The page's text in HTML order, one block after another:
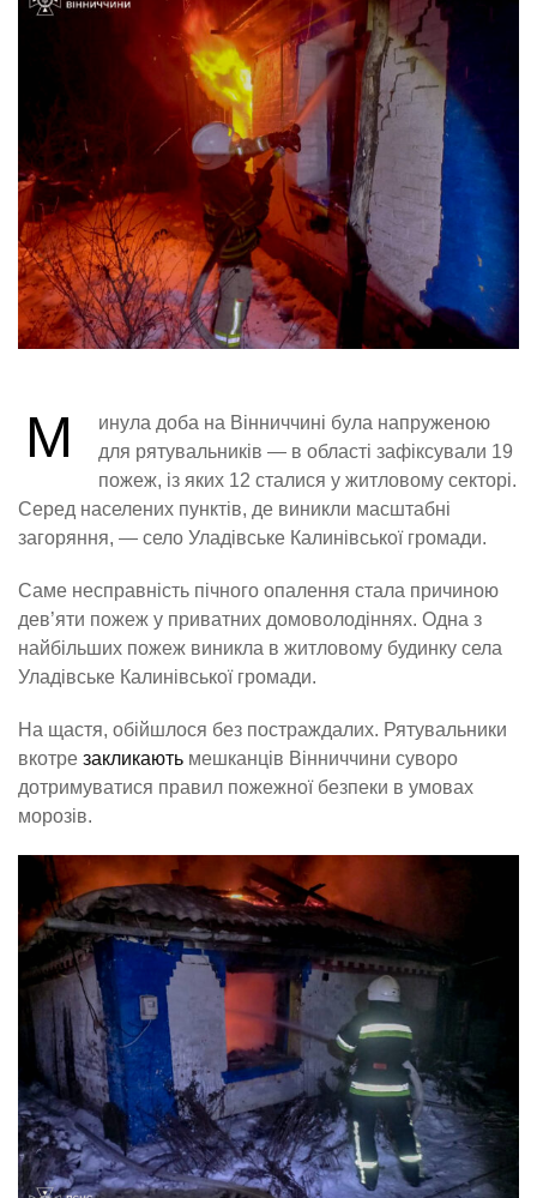
М
инула доба на Вінниччині була напруженою
для рятувальників — в області зафіксували 19
пожеж, із яких 12 сталися у житловому секторі.
Серед населених пунктів, де виникли масштабні
загоряння, — село Уладівське Калинівської громади.
Саме несправність пічного опалення стала причиною
дев’яти пожеж у приватних домоволодіннях. Одна з
найбільших пожеж виникла в житловому будинку села
Уладівське Калинівської громади.
На щастя, обійшлося без постраждалих. Рятувальники
вкотре закликають мешканців Вінниччини суворо
дотримуватися правил пожежної безпеки в умовах
морозів.